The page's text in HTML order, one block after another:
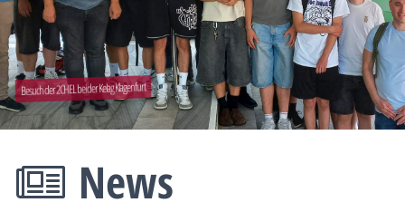
Besuch der 2CHEL bei der Kelag Klagenfurt
News